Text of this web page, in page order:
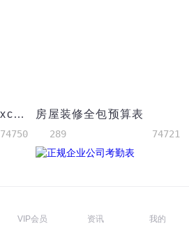
营销业绩分析报告表Excel模板
74750
房屋装修全包预算表
289 74721
VIP会员 资讯 我的